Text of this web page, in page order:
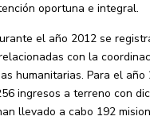
oportuna e integral.
el año 2012 se
con la
humanitarias. Para el año
ingresos a terreno con
llevado a cabo 192